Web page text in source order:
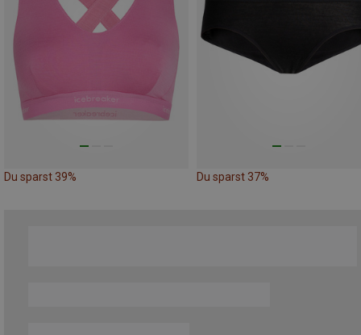
Du sparst 39% Du sparst 37%